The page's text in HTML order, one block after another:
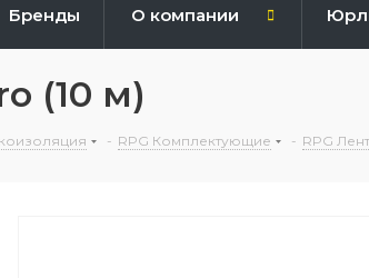
Бренды О компании
(10 м)
- RPG Комплектующие - RPG